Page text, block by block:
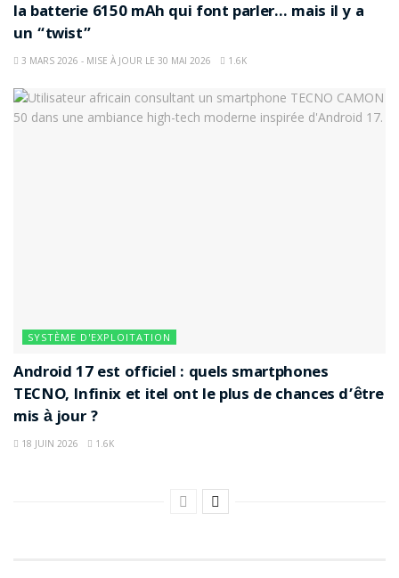
la batterie 6150 mAh qui font parler… mais il y a
un “twist”
3 MARS 2026 - MISE À JOUR LE 30 MAI 2026 1.6K
SYSTÈME D'EXPLOITATION
Android 17 est officiel : quels smartphones
TECNO, Infinix et itel ont le plus de chances d’être
mis à jour ?
18 JUIN 2026 1.6K